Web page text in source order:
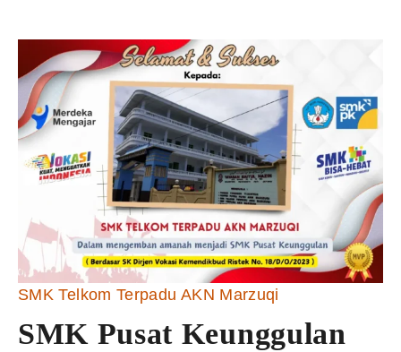
SMK Telkom Terpadu AKN Marzuqi
SMK Pusat Keunggulan